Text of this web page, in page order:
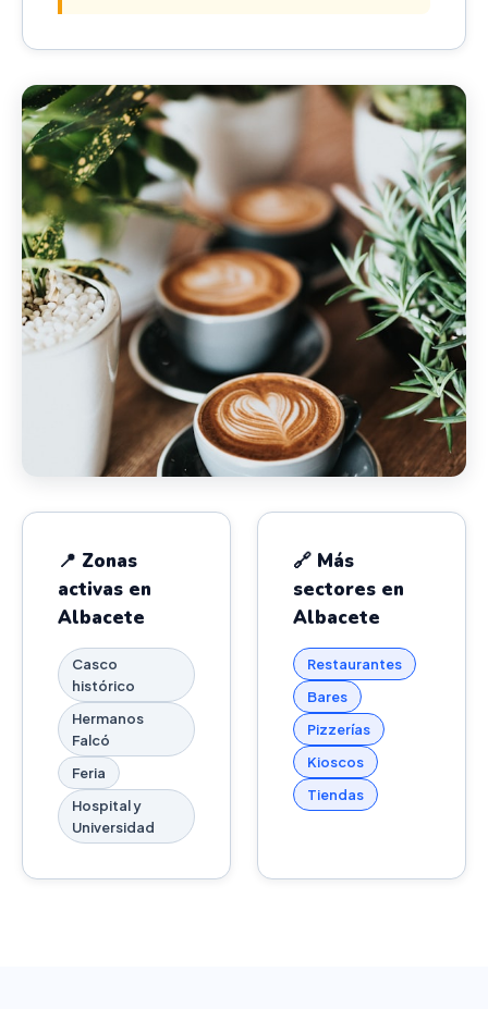
📍 Zonas
activas en
Albacete
Casco
histórico
Hermanos
Falcó
Feria
Hospital y
Universidad
🔗 Más
sectores en
Albacete
Restaurantes
Bares
Pizzerías
Kioscos
Tiendas